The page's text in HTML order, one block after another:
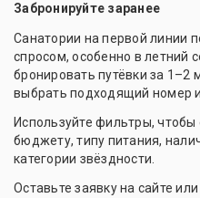
Забронируйте заранее
Санатории на первой линии
спросом, особенно в летний
бронировать путёвки за
выбрать подходящий номер
Используйте фильтры,
бюджету, типу питания,
категории звёздности.
Оставьте заявку на сайте